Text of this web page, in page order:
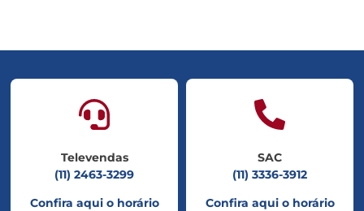
Televendas
(11) 2463-3299
Confira aqui o horário
SAC
(11) 3336-3912
Confira aqui o horário